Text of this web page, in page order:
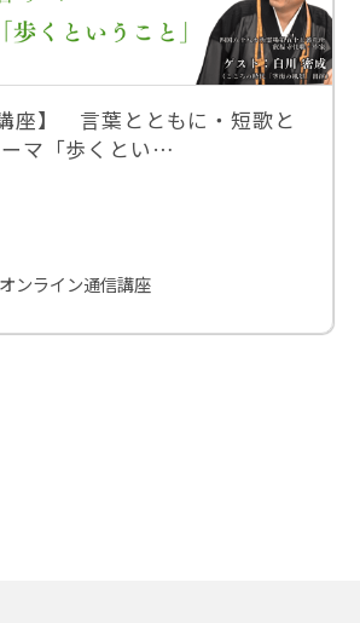
座】 言葉とともに・短歌と
マ「歩くとい…
ンライン通信講座